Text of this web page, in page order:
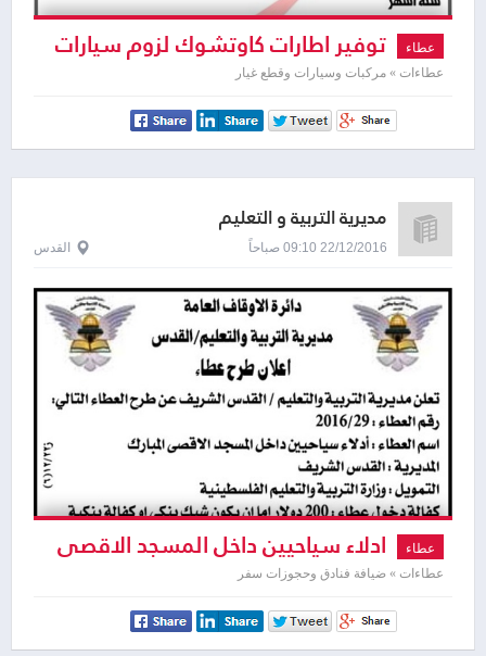
عطاء توفير اطارات كاوتشوك لزوم سيارات
و اليات
عطاءات » مركبات وسيارات وقطع غيار
مديرية التربية و التعليم
22/12/2016 09:10 صباحاً القدس
عطاء ادلاء سياحيين داخل المسجد الاقصى
المبارك
عطاءات » ضيافة فنادق وحجوزات سفر